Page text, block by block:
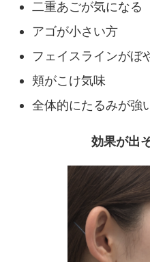
二重あごが気になる
アゴが小さい方
フェイスラインがぼ
頬がこけ気味
全体的にたるみが強
効果が出